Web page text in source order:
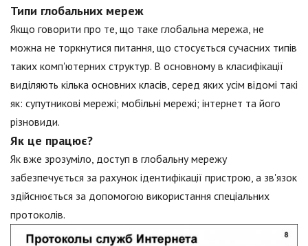
Типи глобальних мереж
Якщо говорити про те, що таке глобальна мережа, не
можна не торкнутися питання, що стосується сучасних типів
таких комп'ютерних структур. В основному в класифікації
виділяють кілька основних класів, серед яких усім відомі такі
як: супутникові мережі; мобільні мережі; інтернет та його
різновиди.
Як це працює?
Як вже зрозуміло, доступ в глобальну мережу
забезпечується за рахунок ідентифікації пристрою, а зв'язок
здійснюється за допомогою використання спеціальних
протоколів.